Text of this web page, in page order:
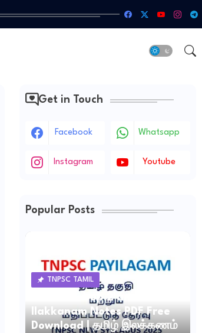
Get in Touch
Facebook Whatsapp
Instagram Youtube
Popular Posts
TNPSC TAMIL
TNPSC Group 2 and 4 Tamil
Ilakkanam Notes PDF Free
Download | தமிழ் இலக்கணம்